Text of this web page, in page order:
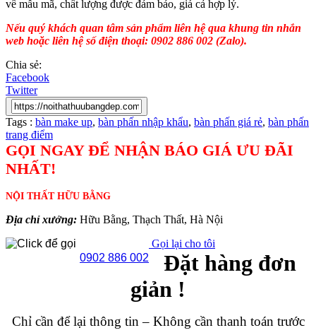
về mẫu mã, chất lượng được đảm bảo, giá cả hợp lý.
Nếu quý khách quan tâm sản phẩm liên hệ qua khung tin nhắn
web hoặc liên hệ số điện thoại: 0902 886 002 (Zalo).
Chia sẻ:
Facebook
Twitter
Tags : bàn make up, bàn phấn nhập khẩu, bàn phấn giá rẻ, bàn phấn
trang điểm
GỌI NGAY ĐỂ NHẬN BÁO GIÁ ƯU ĐÃI
NHẤT!
NỘI THẤT HỮU BẰNG
Địa chỉ xưởng: Hữu Bằng, Thạch Thất, Hà Nội
0902 886 002
Gọi lại cho tôi
Đặt hàng đơn
giản !
Chỉ cần để lại thông tin – Không cần thanh toán trước